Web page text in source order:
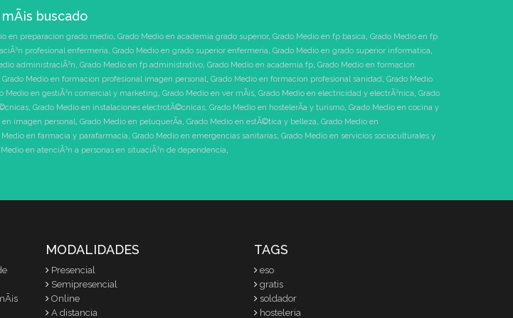
buscado
en preparacion grado medio, Grado Medio en academia grado superior, Grado Medio en fp basica, Grado Medio en fp
profesional enfermeria, Grado Medio en grado superior enfermeria, Grado Medio en grado superior informatica,
administraciÃ³n, Grado Medio en fp administrativo, Grado Medio en academia fp, Grado Medio en formacion
Grado Medio en formacion profesional imagen personal, Grado Medio en formacion profesional sanidad, Grado Medio
Medio en gestiÃ³n comercial y marketing, Grado Medio en ver mÃ¡s, Grado Medio en electricidad y electrÃ³nica, Grado
, Grado Medio en instalaciones electrotÃ©cnicas, Grado Medio en hostelerÃ­a y turismo, Grado Medio en cocina y
en imagen personal, Grado Medio en peluquerÃ­a, Grado Medio en estÃ©tica y belleza, Grado Medio en
Medio en farmacia y parafarmacia, Grado Medio en emergencias sanitarias, Grado Medio en servicios socioculturales y
Medio en atenciÃ³n a personas en situaciÃ³n de dependencia,
MODALIDADES
Presencial
Semipresencial
Online
A distancia
TAGS
eso
gratis
soldador
hosteleria